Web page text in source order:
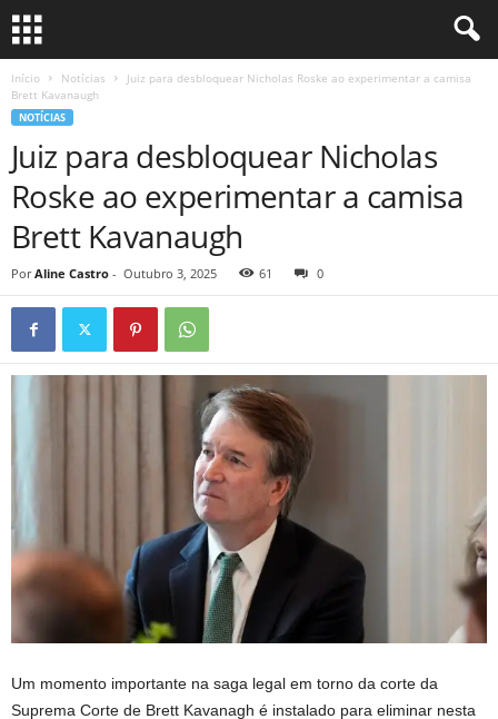
Início Notícias
Juiz para desbloquear Nicholas Roske ao experimentar a camisa
Brett Kavanaugh
NOTÍCIAS
Juiz para desbloquear Nicholas
Roske ao experimentar a camisa
Brett Kavanaugh
Por Aline Castro - Outubro 3, 2025 61 0
Um momento importante na saga legal em torno da corte da
Suprema Corte de Brett Kavanagh é instalado para eliminar nesta